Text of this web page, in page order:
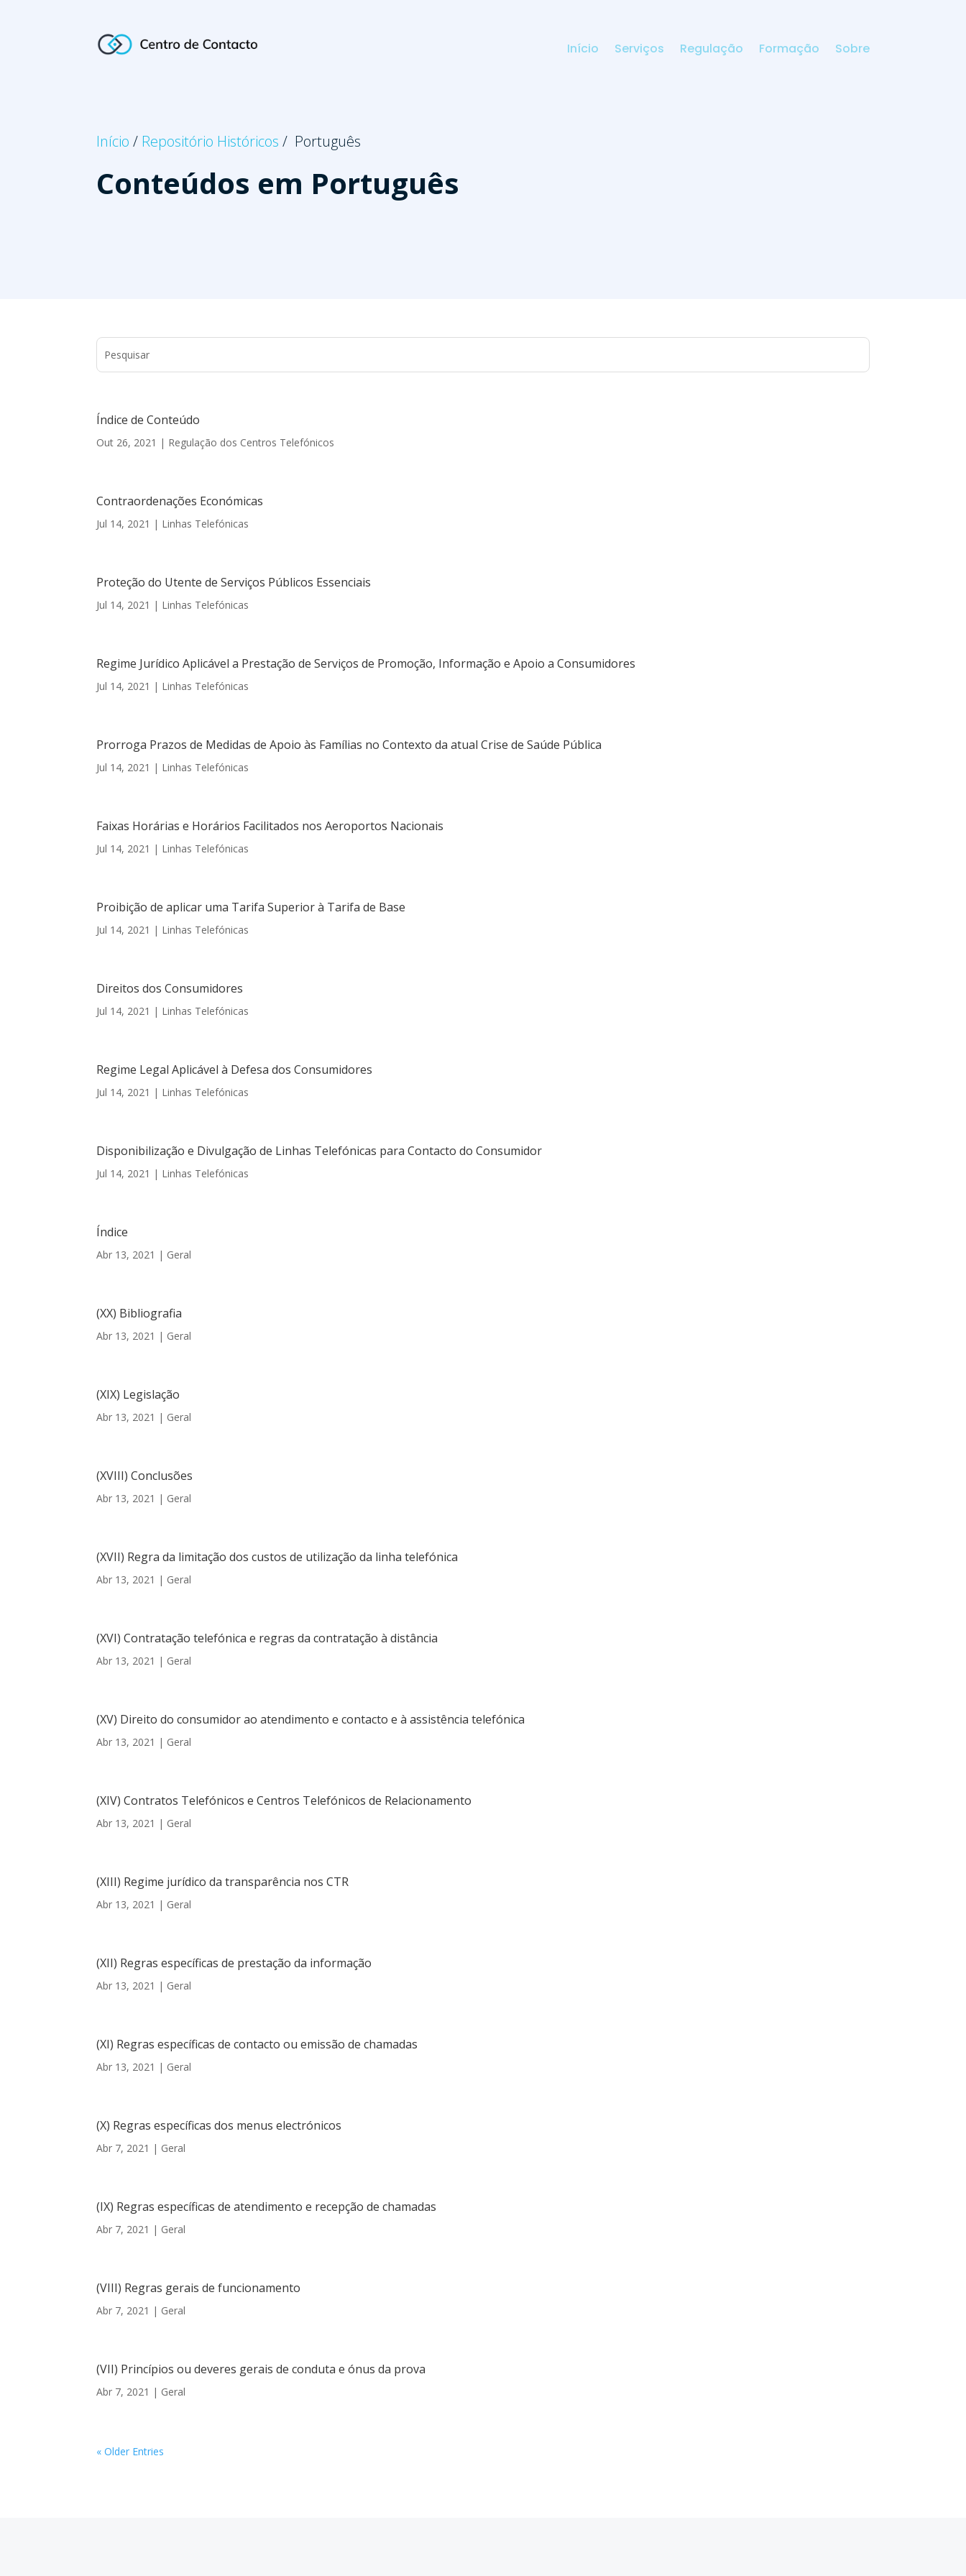
Início Serviços Regulação Formação Sobre
Início / Repositório Históricos / Português
Conteúdos em Português
Índice de Conteúdo
Out 26, 2021 | Regulação dos Centros Telefónicos
Contraordenações Económicas
Jul 14, 2021 | Linhas Telefónicas
Proteção do Utente de Serviços Públicos Essenciais
Jul 14, 2021 | Linhas Telefónicas
Regime Jurídico Aplicável a Prestação de Serviços de Promoção, Informação e Apoio a Consumidores
Jul 14, 2021 | Linhas Telefónicas
Prorroga Prazos de Medidas de Apoio às Famílias no Contexto da atual Crise de Saúde Pública
Jul 14, 2021 | Linhas Telefónicas
Faixas Horárias e Horários Facilitados nos Aeroportos Nacionais
Jul 14, 2021 | Linhas Telefónicas
Proibição de aplicar uma Tarifa Superior à Tarifa de Base
Jul 14, 2021 | Linhas Telefónicas
Direitos dos Consumidores
Jul 14, 2021 | Linhas Telefónicas
Regime Legal Aplicável à Defesa dos Consumidores
Jul 14, 2021 | Linhas Telefónicas
Disponibilização e Divulgação de Linhas Telefónicas para Contacto do Consumidor
Jul 14, 2021 | Linhas Telefónicas
Índice
Abr 13, 2021 | Geral
(XX) Bibliografia
Abr 13, 2021 | Geral
(XIX) Legislação
Abr 13, 2021 | Geral
(XVIII) Conclusões
Abr 13, 2021 | Geral
(XVII) Regra da limitação dos custos de utilização da linha telefónica
Abr 13, 2021 | Geral
(XVI) Contratação telefónica e regras da contratação à distância
Abr 13, 2021 | Geral
(XV) Direito do consumidor ao atendimento e contacto e à assistência telefónica
Abr 13, 2021 | Geral
(XIV) Contratos Telefónicos e Centros Telefónicos de Relacionamento
Abr 13, 2021 | Geral
(XIII) Regime jurídico da transparência nos CTR
Abr 13, 2021 | Geral
(XII) Regras específicas de prestação da informação
Abr 13, 2021 | Geral
(XI) Regras específicas de contacto ou emissão de chamadas
Abr 13, 2021 | Geral
(X) Regras específicas dos menus electrónicos
Abr 7, 2021 | Geral
(IX) Regras específicas de atendimento e recepção de chamadas
Abr 7, 2021 | Geral
(VIII) Regras gerais de funcionamento
Abr 7, 2021 | Geral
(VII) Princípios ou deveres gerais de conduta e ónus da prova
Abr 7, 2021 | Geral
« Older Entries